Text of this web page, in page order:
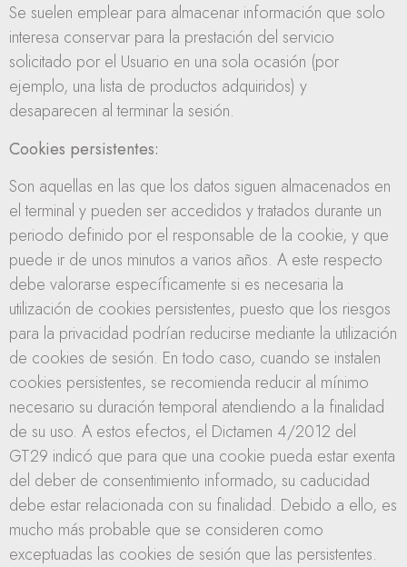
Se suelen emplear para almacenar información que solo
interesa conservar para la prestación del servicio
solicitado por el Usuario en una sola ocasión (por
ejemplo, una lista de productos adquiridos) y
desaparecen al terminar la sesión.
Cookies persistentes:
Son aquellas en las que los datos siguen almacenados en
el terminal y pueden ser accedidos y tratados durante un
periodo definido por el responsable de la cookie, y que
puede ir de unos minutos a varios años. A este respecto
debe valorarse específicamente si es necesaria la
utilización de cookies persistentes, puesto que los riesgos
para la privacidad podrían reducirse mediante la utilización
de cookies de sesión. En todo caso, cuando se instalen
cookies persistentes, se recomienda reducir al mínimo
necesario su duración temporal atendiendo a la finalidad
de su uso. A estos efectos, el Dictamen 4/2012 del
GT29 indicó que para que una cookie pueda estar exenta
del deber de consentimiento informado, su caducidad
debe estar relacionada con su finalidad. Debido a ello, es
mucho más probable que se consideren como
exceptuadas las cookies de sesión que las persistentes.